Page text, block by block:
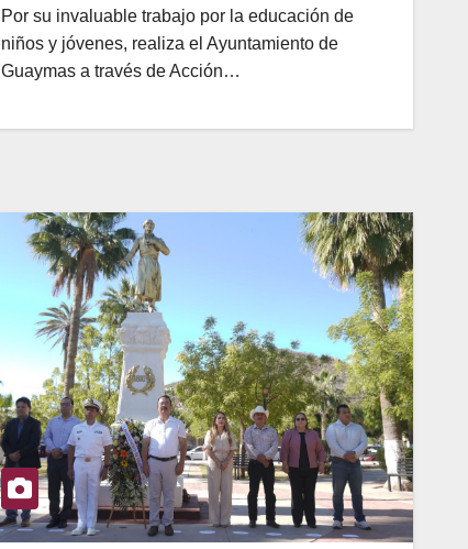
Por su invaluable trabajo por la educación de
niños y jóvenes, realiza el Ayuntamiento de
Guaymas a través de Acción…